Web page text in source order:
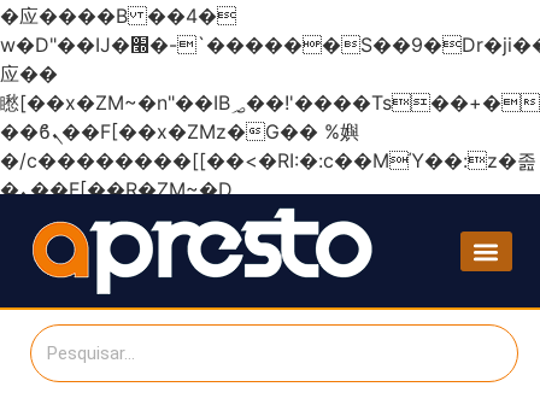
�应����B ��4�
w�D"��IJ�׭�-`������S��9�Dr�ji��EJ߅��gJ�
应��
矁[��x�ZM~�n"��IB؃��!'����Тѕ��+��(m��IK�ʭ�/|
��ϐܢ��F[��x�ZMz�G�� %嬩
�/c��������[[��<�RI:�:c��MΎ��:z�졾
�ܢ��F[��R�ZM~�D